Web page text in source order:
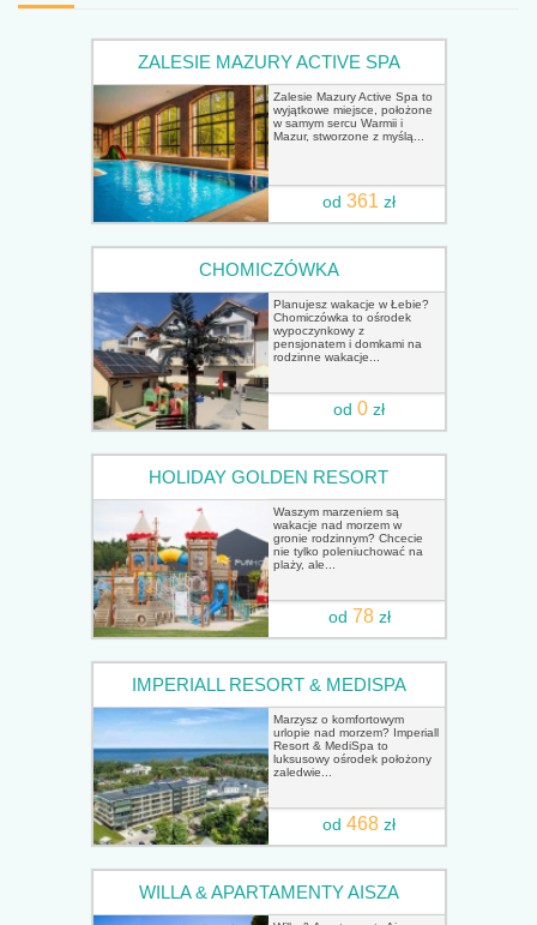
ZALESIE MAZURY ACTIVE SPA
Zalesie Mazury Active Spa to
wyjątkowe miejsce, położone
w samym sercu Warmii i
Mazur, stworzone z myślą...
od361 zł
CHOMICZÓWKA
Planujesz wakacje w Łebie?
Chomiczówka to ośrodek
wypoczynkowy z
pensjonatem i domkami na
rodzinne wakacje...
od0 zł
HOLIDAY GOLDEN RESORT
Waszym marzeniem są
wakacje nad morzem w
gronie rodzinnym? Chcecie
nie tylko poleniuchować na
plaży, ale...
od 78zł
IMPERIALL RESORT & MEDISPA
Marzysz o komfortowym
urlopie nad morzem? Imperiall
Resort & MediSpa to
luksusowy ośrodek położony
zaledwie...
od468 zł
WILLA & APARTAMENTY AISZA